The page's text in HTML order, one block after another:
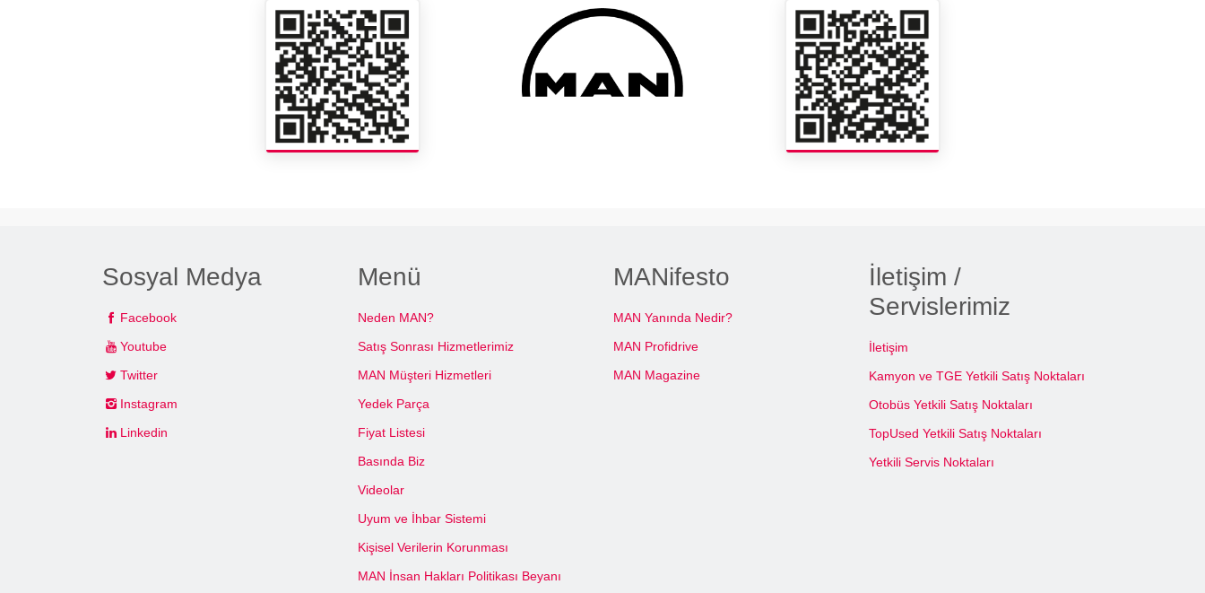
Sosyal Medya
Facebook
Youtube
Twitter
Instagram
Linkedin
Menü
Neden MAN?
Satış Sonrası Hizmetlerimiz
MAN Müşteri Hizmetleri
Yedek Parça
Fiyat Listesi
Basında Biz
Videolar
Uyum ve İhbar Sistemi
Kişisel Verilerin Korunması
MAN İnsan Hakları Politikası Beyanı
MANifesto
MAN Yanında Nedir?
MAN Profidrive
MAN Magazine
İletişim /
Servislerimiz
İletişim
Kamyon ve TGE Yetkili Satış Noktaları
Otobüs Yetkili Satış Noktaları
TopUsed Yetkili Satış Noktaları
Yetkili Servis Noktaları